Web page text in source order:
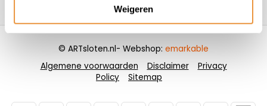
Weigeren
Contactgegevens
Algemene voorwaarden Disclaimer
Privacy
Policy
Sitemap
© ARTsloten.nl- Webshop: emarkable